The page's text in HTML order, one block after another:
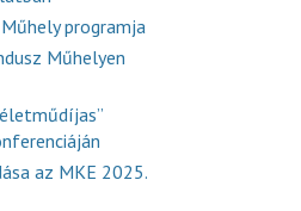
programja
Műhelyen
az MKE 2025.